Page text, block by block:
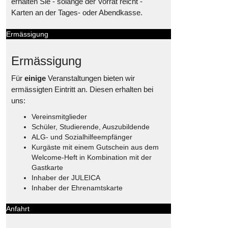
Karten an der Tages- oder Abendkasse.
Ermässigung
Ermässigung
Für einigeVeranstaltungen bieten wir
ermässigten Eintritt an. Diesen erhalten bei
uns:
Vereinsmitglieder
Schüler, Studierende, Auszubildende
ALG- und Sozialhilfeempfänger
Kurgäste mit einem Gutschein aus dem
Welcome-Heft in Kombination mit der
Gastkarte
Inhaber der JULEICA
Inhaber der Ehrenamtskarte
Anfahrt